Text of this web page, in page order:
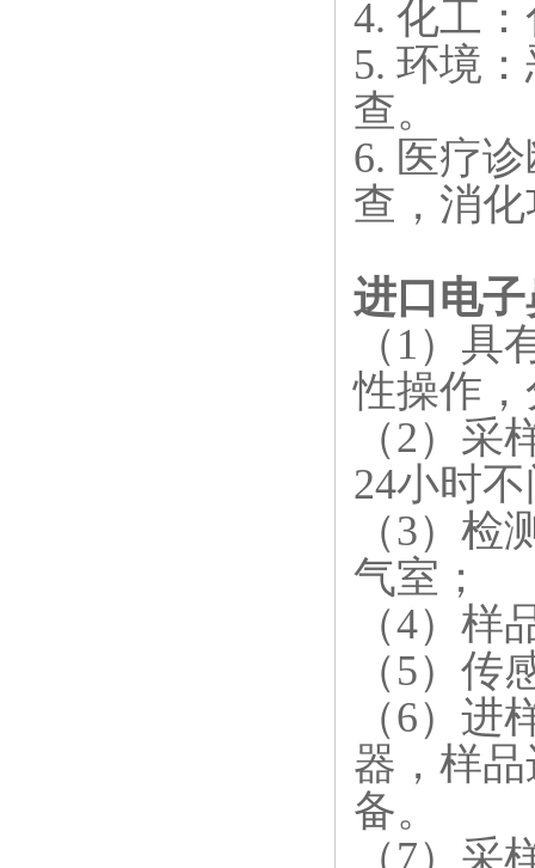
4. 化工
5. 环境
查。
6. 医疗
查，消
进口电
（1）
性操作
（2）
24小时
（3）
气室；
（4）
（5）
（6）
器，样
备。
（7）